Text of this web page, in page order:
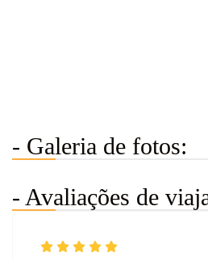
- Galeria de fotos:
- Avaliações de